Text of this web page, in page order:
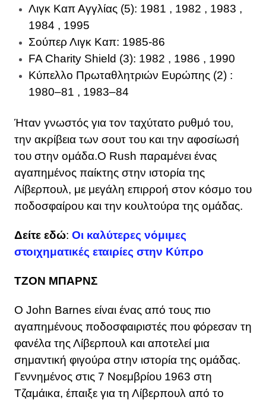
Λιγκ Καπ Αγγλίας (5): 1981 , 1982 , 1983 ,
1984 , 1995
Σούπερ Λιγκ Καπ: 1985-86
FA Charity Shield (3): 1982 , 1986 , 1990
Κύπελλο Πρωταθλητριών Ευρώπης (2) :
1980–81 , 1983–84
Ήταν γνωστός για τον ταχύτατο ρυθμό του,
την ακρίβεια των σουτ του και την αφοσίωσή
του στην ομάδα.Ο Rush παραμένει ένας
αγαπημένος παίκτης στην ιστορία της
Λίβερπουλ, με μεγάλη επιρροή στον κόσμο του
ποδοσφαίρου και την κουλτούρα της ομάδας.
Δείτε εδώ: Οι καλύτερες νόμιμες
στοιχηματικές εταιρίες στην Κύπρο
ΤΖΟΝ ΜΠΑΡΝΣ
Ο John Barnes είναι ένας από τους πιο
αγαπημένους ποδοσφαιριστές που φόρεσαν τη
φανέλα της Λίβερπουλ και αποτελεί μια
σημαντική φιγούρα στην ιστορία της ομάδας.
Γεννημένος στις 7 Νοεμβρίου 1963 στη
Τζαμάικα, έπαιξε για τη Λίβερπουλ από το